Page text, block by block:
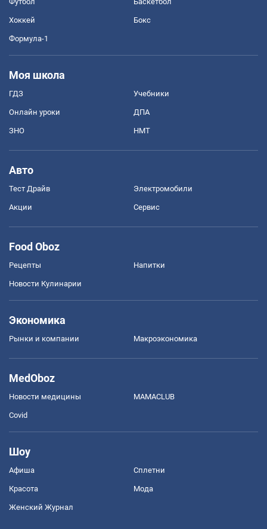
Хоккей Бокс
Формула-1
Моя школа
ГДЗ Учебники
Онлайн уроки ДПА
ЗНО НМТ
Авто
Тест Драйв Электромобили
Акции Сервис
Food Oboz
Рецепты Напитки
Новости Кулинарии
Экономика
Рынки и компании Mакроэкономика
MedOboz
Новости медицины MAMACLUB
Covid
Шоу
Афиша Сплетни
Красота Мода
Женский Журнал